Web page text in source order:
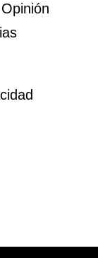
Opinión